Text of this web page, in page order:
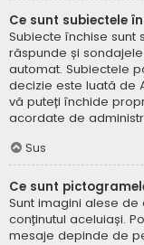
Ce sunt subiectele
Subiecte închise sunt
răspunde și
automat. Subiectele
decizie este luată de
vă puteți închide
acordate de
Sus
Ce sunt
Sunt imagini alese
conținutul aceluiași.
mesaje depinde de